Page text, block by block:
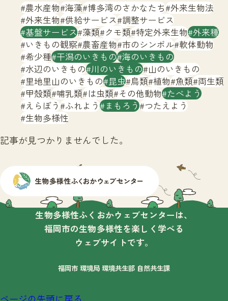
文字サイズ 小 中 大
生物多様性ふくおかウェブセンターとは
サイトマップ
農水産物 海藻 博多湾のさかなたち 外来生物法
外来生物 供給サービス 調整サービス
基盤サービス 藻類 クモ類 特定外来生物 外来種
いきもの観察 農畜産物 市のシンボル 軟体動物
希少種 干潟のいきもの 海のいきもの
水辺のいきもの 川のいきもの 山のいきもの
里地里山のいきもの 昆虫 鳥類 植物 魚類 両生類
甲殻類 哺乳類 は虫類 その他動物 たべよう
えらぼう ふれよう まもろう つたえよう
生物多様性
記事が見つかりませんでした。
生物多様性ふくおかウェブセンターは、
福岡市の生物多様性を楽しく学べる
ウェブサイトです。
福岡市 環境局 環境共生部 自然共生課